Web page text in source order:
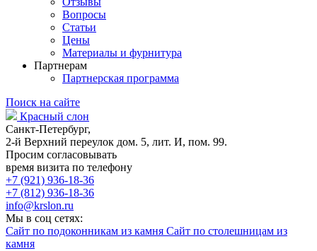
Вопросы
Статьи
Цены
Материалы и фурнитура
Партнерам
Партнерская программа
Поиск на сайте
Красный слон
Санкт-Петербург,
2-й Верхний переулок дом. 5, лит. И, пом. 99.
Просим согласовывать
время визита по телефону
+7 (921) 936-18-36
+7 (812) 936-18-36
info@krslon.ru
Мы в соц сетях:
Сайт по подоконникам из камня Сайт по столешницам из
камня